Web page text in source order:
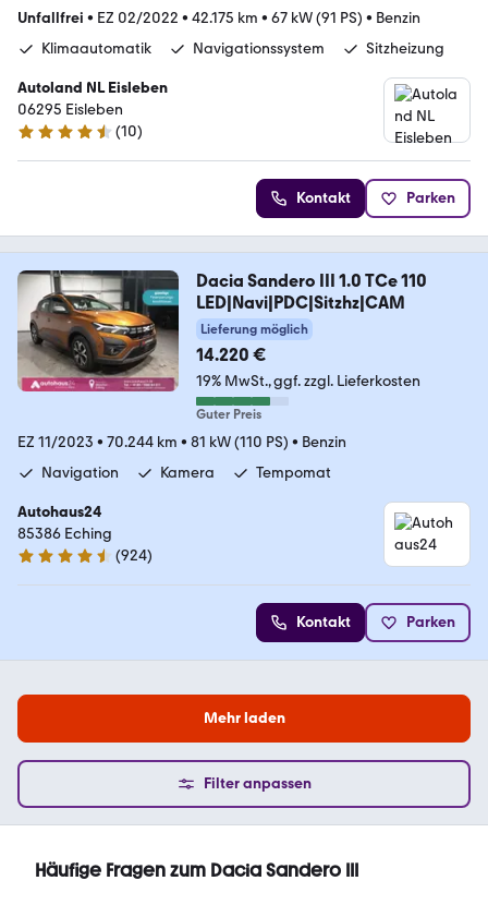
Unfallfrei • EZ 02/2022 • 42.175 km • 67 kW (91 PS) • Benzin
Klimaautomatik
Navigationssystem Sitzheizung
Autoland NL Eisleben
06295 Eisleben
4.6 Sterne
(10)
Kontakt Parken
Dacia Sandero III 1.0 TCe 110
LED|Navi|PDC|Sitzhz|CAM
Lieferung möglich
14.220 €
19% MwSt. ggf. zzgl. Lieferkosten
Guter Preis
EZ 11/2023 • 70.244 km • 81 kW (110 PS) • Benzin
Navigation
Kamera Tempomat
Autohaus24
85386 Eching
4.4 Sterne
(924)
Kontakt Parken
Mehr laden
Filter anpassen
Häufige Fragen zum Dacia Sandero III